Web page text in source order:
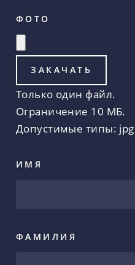
ФОТО
Только один файл.
Ограничение 10 МБ.
Допустимые типы: jpg
ИМЯ
ФАМИЛИЯ